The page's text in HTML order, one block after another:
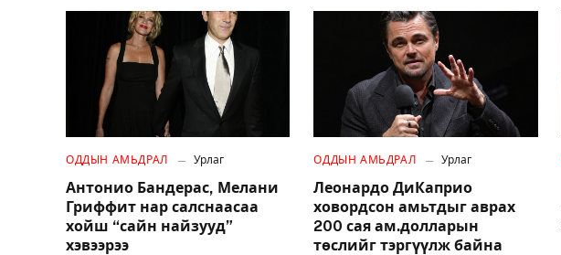
ОДДЫН АМЬДРАЛ Урлаг
Антонио Бандерас, Мелани
Гриффит нар салснаасаа
хойш “сайн найзууд”
хэвээрээ
ОДДЫН АМЬДРАЛ Урлаг
Леонардо ДиКаприо
ховордсон амьтдыг аврах
200 сая ам.долларын
төслийг тэргүүлж байна